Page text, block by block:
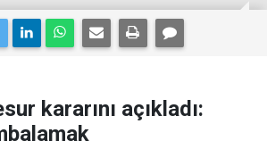
kararını açıkladı: